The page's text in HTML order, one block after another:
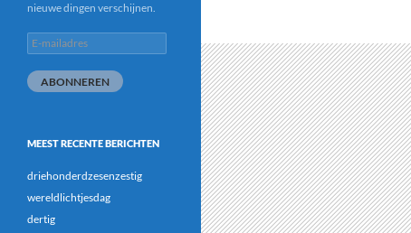
nieuwe dingen verschijnen.
E-
mailadres
ABONNEREN
MEEST RECENTE BERICHTEN
driehonderdzesenzestig
wereldlichtjesdag
dertig